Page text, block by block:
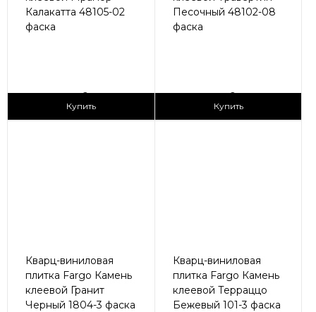
Калакатта 48105-02
фаска
2
Купить
Песочный 48102-08
фаска
2
Купить
Кварц-виниловая
плитка Fargo Камень
клеевой Гранит
Черный 1804-3 фаска
Кварц-виниловая
плитка Fargo Камень
клеевой Терраццо
Бежевый 101-3 фаска